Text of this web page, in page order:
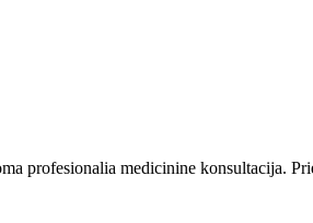
profesionalia medicinine konsultacija.